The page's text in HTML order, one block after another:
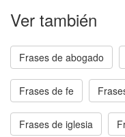
Ver también
Frases de abogado
Frases de fe
Frases de iglesia